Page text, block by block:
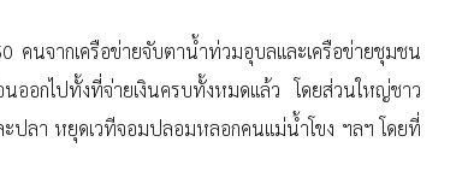
คนจากเครือข่ายจับตาน้ำท่วมอุบลและเครือข่ายชุมชน
นออกไปทั้งที่จ่ายเงินครบทั้งหมดแล้ว โดยส่วนใหญ่ชาว
ปลา หยุดเวทีจอมปลอมหลอกคนแม่น้ำโขง ฯลฯ โดยที่